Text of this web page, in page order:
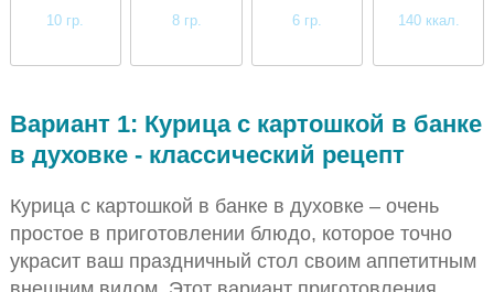
10 гр.
8 гр.
6 гр.
140 ккал.
Вариант 1: Курица с картошкой в банке
в духовке - классический рецепт
Курица с картошкой в банке в духовке – очень
простое в приготовлении блюдо, которое точно
украсит ваш праздничный стол своим аппетитным